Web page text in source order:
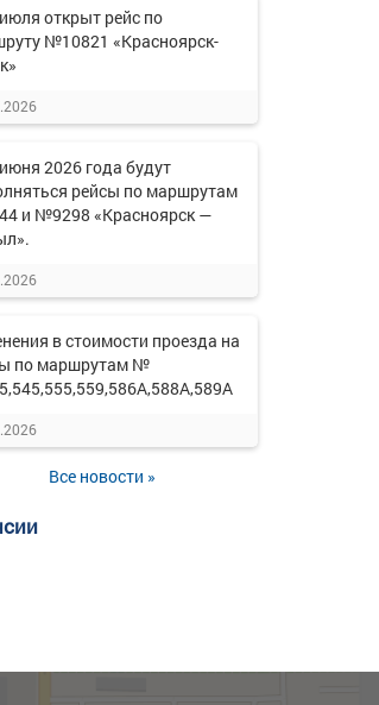
открыт рейс по
№10821 «Красноярск-
2026 года будут
рейсы по маршрутам
и №9298 «Красноярск —
в стоимости проезда на
по маршрутам №
Все новости »